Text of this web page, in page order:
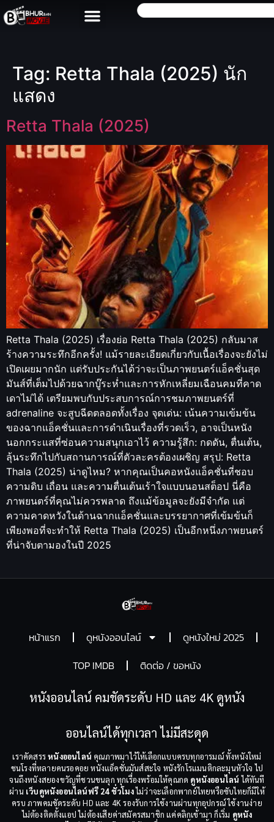
Tag: Retta Thala (2025) นัก
แสดง
Retta Thala (2025)
Retta Thala (2025) เรื่องย่อ Retta Thala (2025) กลับมาส
ร้างความระทึกอีกครั้ง! แม้รายละเอียดเกี่ยวกับเนื้อเรื่องจะยังไม่
เปิดเผยมากนัก แต่รับประกันได้ว่าจะเป็นภาพยนตร์แอ็คชั่นสุด
มันส์ที่เต็มไปด้วยฉากบู๊ระห่ำและการหักเหลี่ยมเฉือนคมที่คาด
เดาไม่ได้ เตรียมพบกับประสบการณ์การชมภาพยนตร์ที่
adrenaline จะสูบฉีดตลอดทั้งเรื่อง จุดเด่น: เน้นความเข้มข้น
ของฉากแอ็คชั่นและการดำเนินเรื่องที่รวดเร็ว, อาจเป็นหนัง
นอกกระแสที่ซ่อนความสนุกเอาไว้ ความรู้สึก: กดดัน, ตื่นเต้น,
ลุ้นระทึกไปกับสถานการณ์ที่ตัวละครต้องเผชิญ สรุป: Retta
Thala (2025) น่าดูไหม? หากคุณเป็นคอหนังแอ็คชั่นที่ชอบ
ความดิบ เถื่อน และความตื่นเต้นเร้าใจแบบนอนสต็อป นี่คือ
ภาพยนตร์ที่คุณไม่ควรพลาด ถึงแม้ข้อมูลจะยังมีจำกัด แต่
ความคาดหวังในด้านฉากแอ็คชั่นและบรรยากาศที่เข้มข้นก็
เพียงพอที่จะทำให้ Retta Thala (2025) เป็นอีกหนึ่งภาพยนตร์
ที่น่าจับตามองในปี 2025
หน้าแรก ดูหนังออนไลน์
ดูหนังใหม่ 2025
TOP IMDB
ติดต่อ / ขอหนัง
หนังออนไลน์ คมชัดระดับ HD และ 4K ดูหนัง
ออนไลน์ได้ทุกเวลา ไม่มีสะดุด
เราคัดสรรหนังออนไลน์ คุณภาพมาไว้ให้เลือกแบบครบทุกอารมณ์ ทั้งหนังใหม่
ชนโรงที่หลายคนรอคอย หนังแอ็คชั่นมันส์สะใจ หนังรักโรแมนติกละมุนหัวใจ ไป
จนถึงหนังสยองขวัญที่ชวนขนลุก ทุกเรื่องพร้อมให้คุณกด ดูหนังออนไลน์ ได้ทันที
ผ่าน เว็บดูหนังออนไลน์ฟรี 24 ชั่วโมงไม่ว่าจะเลือกพากย์ไทยหรือซับไทยก็มีให้
ครบ ภาพคมชัดระดับ HD และ 4K รองรับการใช้งานผ่านทุกอุปกรณ์ ใช้งานง่าย
ไม่ต้องติดตั้งแอป ไม่ต้องเสียค่าสมัครสมาชิก แค่คลิกเข้ามา ก็เริ่ม ดูหนัง